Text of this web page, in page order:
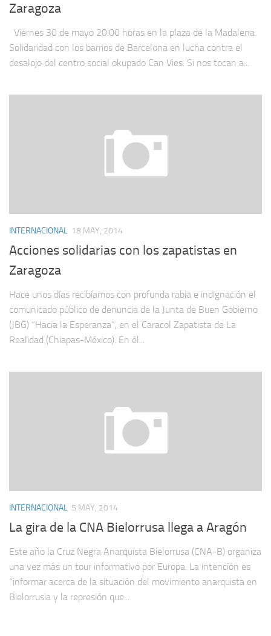
Zaragoza
Viernes 30 de mayo 20:00 horas en la plaza de la Madalena.
Solidaridad con los barrios de Barcelona en lucha contra el
desalojo del centro social okupado Can Vies. Si nos tocan a...
INTERNACIONAL 18 MAY, 2014
Acciones solidarias con los zapatistas en
Zaragoza
Hace unos días recibíamos con profunda rabia e indignación el
comunicado público de denuncia de la Junta de Buen Gobierno
(JBG) “Hacia la Esperanza”, en el Caracol Zapatista de La
Realidad (Chiapas-México). En él...
INTERNACIONAL 5 MAY, 2014
La gira de la CNA Bielorrusa llega a Aragón
Este año la Cruz Negra Anarquista Bielorrusa (CNA-B) organiza
una vez más un tour informativo por Europa. La intención es
“informar acerca de la situación del movimiento anarquista en
Bielorrusia y la represión que...